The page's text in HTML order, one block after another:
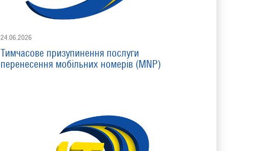
24.06.2026
Тимчасове призупинення послуги
перенесення мобільних номерів (MNP)